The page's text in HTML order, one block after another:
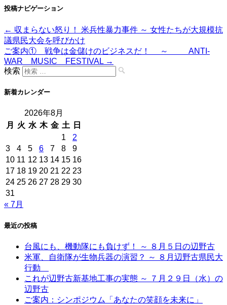
投稿ナビゲーション
← 収まらない怒り！ 米兵性暴力事件 ～ 女性たちが大規模抗
議県民大会を呼びかけ
ご案内① 戦争は金儲けのビジネスだ！ ～ ANTI-
WAR MUSIC FESTIVAL →
検索
新着カレンダー
2026年8月
月
火 水 木 金 土
日
1
2
3
4 5 6 7 8
9
10 11 12 13 14 15 16
17 18 19 20 21 22 23
24 25 26 27 28 29 30
31
« 7月
最近の投稿
台風にも、機動隊にも負けず！ ～ ８月５日の辺野古
米軍、自衛隊が生物兵器の演習？ ～ ８月辺野古県民大
行動
これが辺野古新基地工事の実態 ～ ７月２９日（水）の
辺野古
ご案内：シンポジウム「あなたの笑顔を未来に」